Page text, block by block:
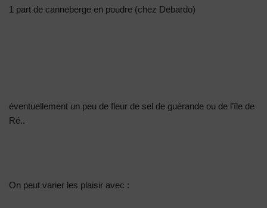
1 part de canneberge en poudre (chez Debardo)
éventuellement un peu de fleur de sel de guérande ou de l’île de
Ré..
On peut varier les plaisir avec :